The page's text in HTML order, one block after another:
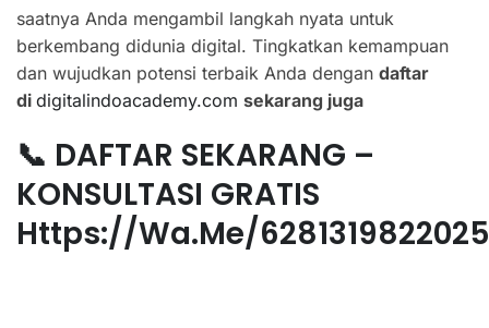
saatnya Anda mengambil langkah nyata untuk
berkembang didunia digital. Tingkatkan kemampuan
dan wujudkan potensi terbaik Anda dengan daftar
di digitalindoacademy.com sekarang juga
📞 DAFTAR SEKARANG –
KONSULTASI GRATIS
Https://wa.me/6281319822025